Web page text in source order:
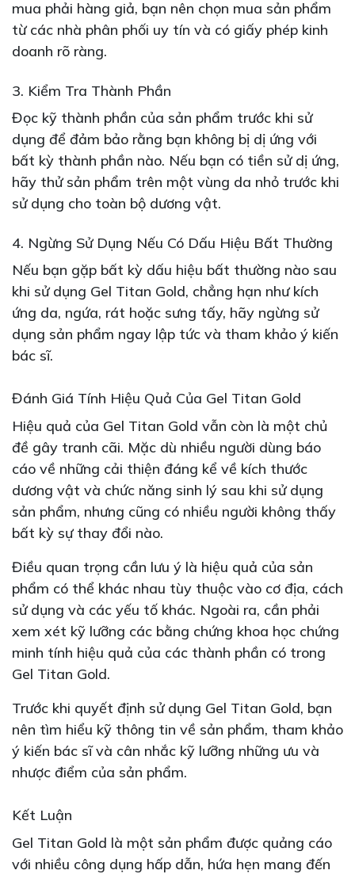
mua phải hàng giả, bạn nên chọn mua sản phẩm
từ các nhà phân phối uy tín và có giấy phép kinh
doanh rõ ràng.
3. Kiểm Tra Thành Phần
Đọc kỹ thành phần của sản phẩm trước khi sử
dụng để đảm bảo rằng bạn không bị dị ứng với
bất kỳ thành phần nào. Nếu bạn có tiền sử dị ứng,
hãy thử sản phẩm trên một vùng da nhỏ trước khi
sử dụng cho toàn bộ dương vật.
4. Ngừng Sử Dụng Nếu Có Dấu Hiệu Bất Thường
Nếu bạn gặp bất kỳ dấu hiệu bất thường nào sau
khi sử dụng Gel Titan Gold, chẳng hạn như kích
ứng da, ngứa, rát hoặc sưng tấy, hãy ngừng sử
dụng sản phẩm ngay lập tức và tham khảo ý kiến
bác sĩ.
Đánh Giá Tính Hiệu Quả Của Gel Titan Gold
Hiệu quả của Gel Titan Gold vẫn còn là một chủ
đề gây tranh cãi. Mặc dù nhiều người dùng báo
cáo về những cải thiện đáng kể về kích thước
dương vật và chức năng sinh lý sau khi sử dụng
sản phẩm, nhưng cũng có nhiều người không thấy
bất kỳ sự thay đổi nào.
Điều quan trọng cần lưu ý là hiệu quả của sản
phẩm có thể khác nhau tùy thuộc vào cơ địa, cách
sử dụng và các yếu tố khác. Ngoài ra, cần phải
xem xét kỹ lưỡng các bằng chứng khoa học chứng
minh tính hiệu quả của các thành phần có trong
Gel Titan Gold.
Trước khi quyết định sử dụng Gel Titan Gold, bạn
nên tìm hiểu kỹ thông tin về sản phẩm, tham khảo
ý kiến bác sĩ và cân nhắc kỹ lưỡng những ưu và
nhược điểm của sản phẩm.
Kết Luận
Gel Titan Gold là một sản phẩm được quảng cáo
với nhiều công dụng hấp dẫn, hứa hẹn mang đến